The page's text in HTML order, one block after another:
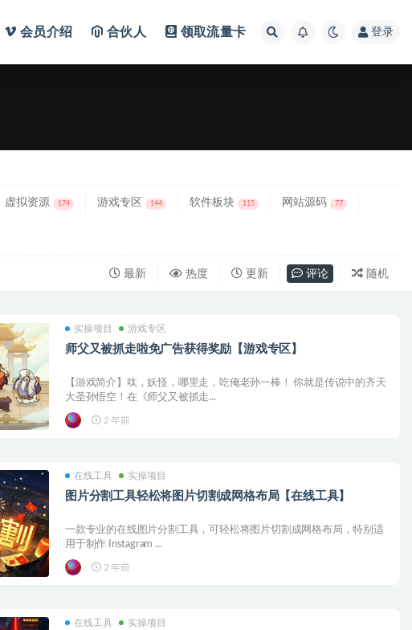
会员介绍 合伙人 领取流量卡 登录
虚拟资源 174 游戏专区 144 软件板块 115 网站源码 77
最新 热度 更新 评论 随机
实操项目 游戏专区
师父又被抓走啦免广告获得奖励【游戏专区】
【游戏简介】呔，妖怪，哪里走，吃俺老孙一棒！ 你就是传说中的齐天
大圣孙悟空！在《师父又被抓走...
2 年前
在线工具 实操项目
图片分割工具轻松将图片切割成网格布局【在线工具】
一款专业的在线图片分割工具，可轻松将图片切割成网格布局，特别适
用于制作 Instagram ...
2 年前
在线工具 实操项目